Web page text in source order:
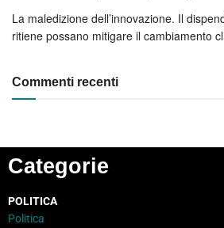
La maledizione dell’innovazione. Il
ritiene possano mitigare il cambiamento
Commenti recenti
Categorie
POLITICA
Politica